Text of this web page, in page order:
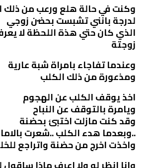
وكنت في حالة هلع ورعب من ذلك
لدرجة بانني تشبست بحضن زوجي
الذي كان حتي هذة اللحظة لا
زوجتة
وعندما تفاجاء بامراة شبة عارية
ومذعورة من ذلك الكلب
اخذ يوقف الكلب عن الهجوم
ويامرة بالتوقف عن النباح
وقد كنت مازلت اختبئ بحضنة
..وبعدما هدء الكلب ..شعرت
واخذت اخرج من حضنة واتراجع